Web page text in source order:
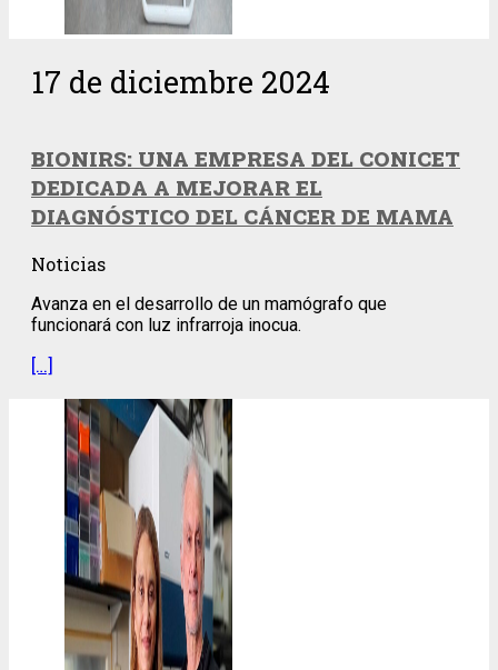
17 de diciembre 2024
BIONIRS: UNA EMPRESA DEL CONICET
DEDICADA A MEJORAR EL
DIAGNÓSTICO DEL CÁNCER DE MAMA
Noticias
Avanza en el desarrollo de un mamógrafo que
funcionará con luz infrarroja inocua.
[…]